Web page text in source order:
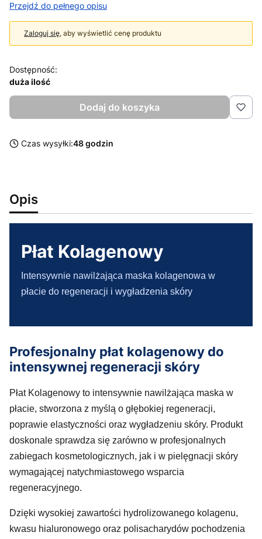
Przejdź do pełnego opisu
Zaloguj się, aby wyświetlić cenę produktu
Dostępność:
duża ilość
Dodaj do koszyka
Czas wysyłki:48 godzin
Opis
Płat Kolagenowy
Intensywnie nawilżająca maska kolagenowa w
płacie do regeneracji i wygładzenia skóry
Profesjonalny płat kolagenowy do
intensywnej regeneracji skóry
Płat Kolagenowy to intensywnie nawilżająca maska w
płacie, stworzona z myślą o głębokiej regeneracji,
poprawie elastyczności oraz wygładzeniu skóry. Produkt
doskonale sprawdza się zarówno w profesjonalnych
zabiegach kosmetologicznych, jak i w pielęgnacji skóry
wymagającej natychmiastowego wsparcia
regeneracyjnego.
Dzięki wysokiej zawartości hydrolizowanego kolagenu,
kwasu hialuronowego oraz polisacharydów pochodzenia